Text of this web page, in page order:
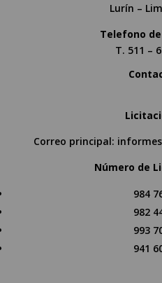
Lurín –
Telefono
T. 511 –
Correo principal:
Número de
984
982
993
941